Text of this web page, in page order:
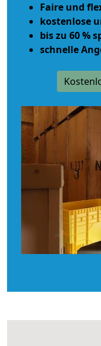
Faire und
kostenlose
bis zu 60 %
schnelle